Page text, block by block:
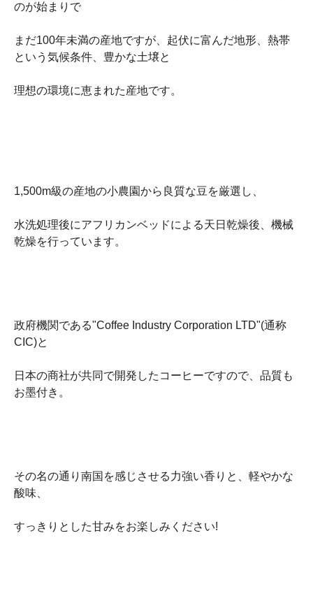
のが始まりで
まだ100年未満の産地ですが、起伏に富んだ地形、熱帯
という気候条件、豊かな土壌と
理想の環境に恵まれた産地です。
1,500m級の産地の小農園から良質な豆を厳選し、
水洗処理後にアフリカンベッドによる天日乾燥後、機械
乾燥を行っています。
政府機関である"Coffee Industry Corporation LTD"(通称
CIC)と
日本の商社が共同で開発したコーヒーですので、品質も
お墨付き。
その名の通り南国を感じさせる力強い香りと、軽やかな
酸味、
すっきりとした甘みをお楽しみください!